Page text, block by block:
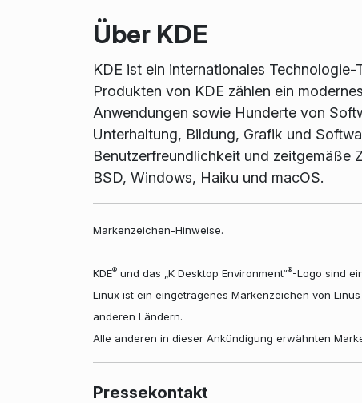
Über KDE
KDE ist ein internationales
Produkten von KDE zählen ein
Anwendungen sowie Hunderte von
Unterhaltung, Bildung, Grafik und
Benutzerfreundlichkeit und zeitgemäße
BSD, Windows, Haiku und macOS.
Markenzeichen-Hinweise.
KDE®und das „K Desktop Environment“®-Logo sind
Linux ist ein eingetragenes Markenzeichen von
anderen Ländern.
Alle anderen in dieser Ankündigung erwähnten
Pressekontakt